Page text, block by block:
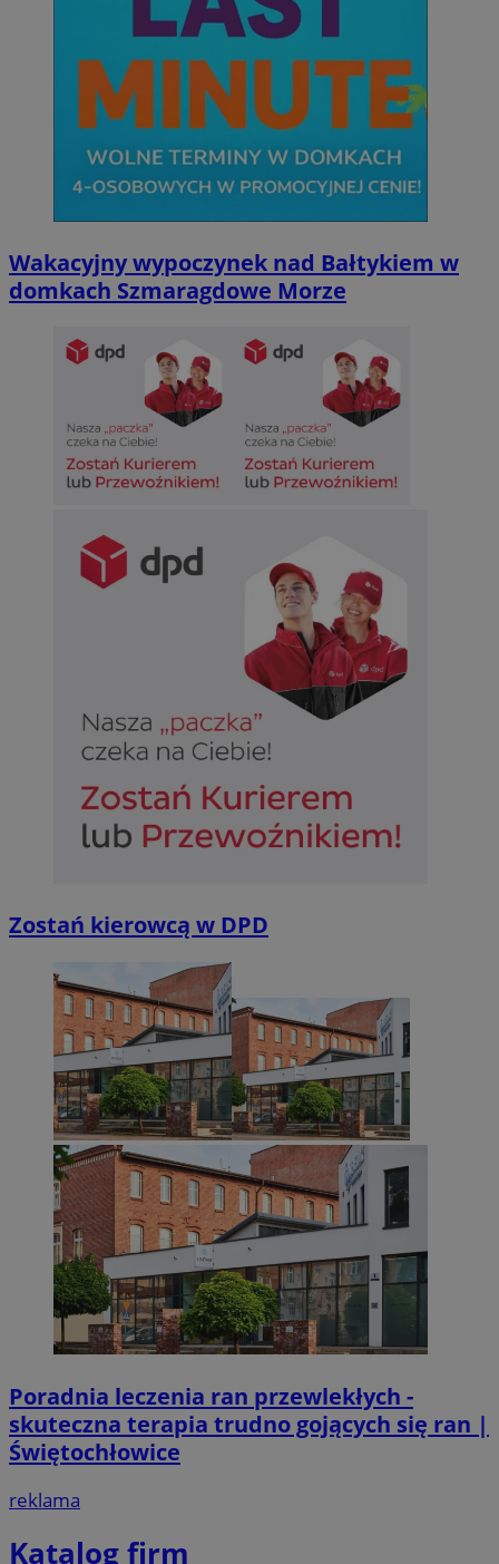
Wakacyjny wypoczynek nad Bałtykiem w
domkach Szmaragdowe Morze
Zostań kierowcą w DPD
Poradnia leczenia ran przewlekłych -
skuteczna terapia trudno gojących się ran |
Świętochłowice
reklama
Katalog firm